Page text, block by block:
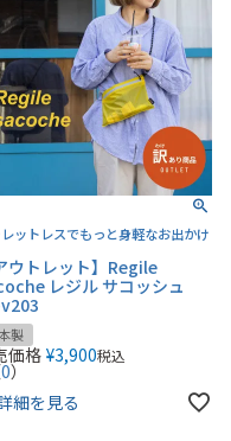
ットレスでもっと身軽なお出かけ
ウトレット】Regile
レジル サコッシュ
製
価格 ¥3,900税込
0）
細を見る